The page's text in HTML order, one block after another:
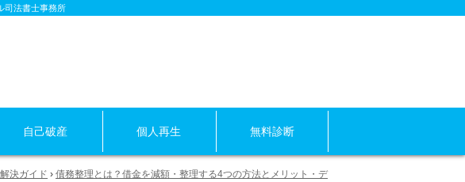
司法書士事務所
自己破産 個人再生 無料診断
決ガイド › 債務整理とは？借金を減額・整理する4つの方法とメリット・デ